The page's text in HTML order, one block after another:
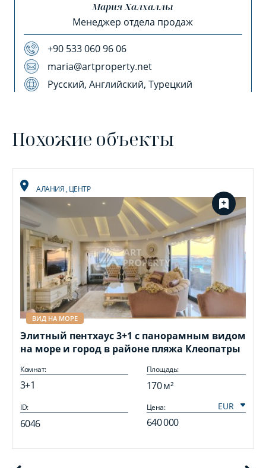
Мария Халхаллы
Менеджер отдела продаж
+90 533 060 96 06
maria@artproperty.net
Русский, Английский, Турецкий
Похожие объекты
АЛАНИЯ, ЦЕНТР
ВИД НА МОРЕ
Элитный пентхаус 3+1 с панорамным видом
на море и город в районе пляжа Клеопатры
Комнат:
3+1
Площадь:
170 м²
ID:
6046
Цена:
640 000